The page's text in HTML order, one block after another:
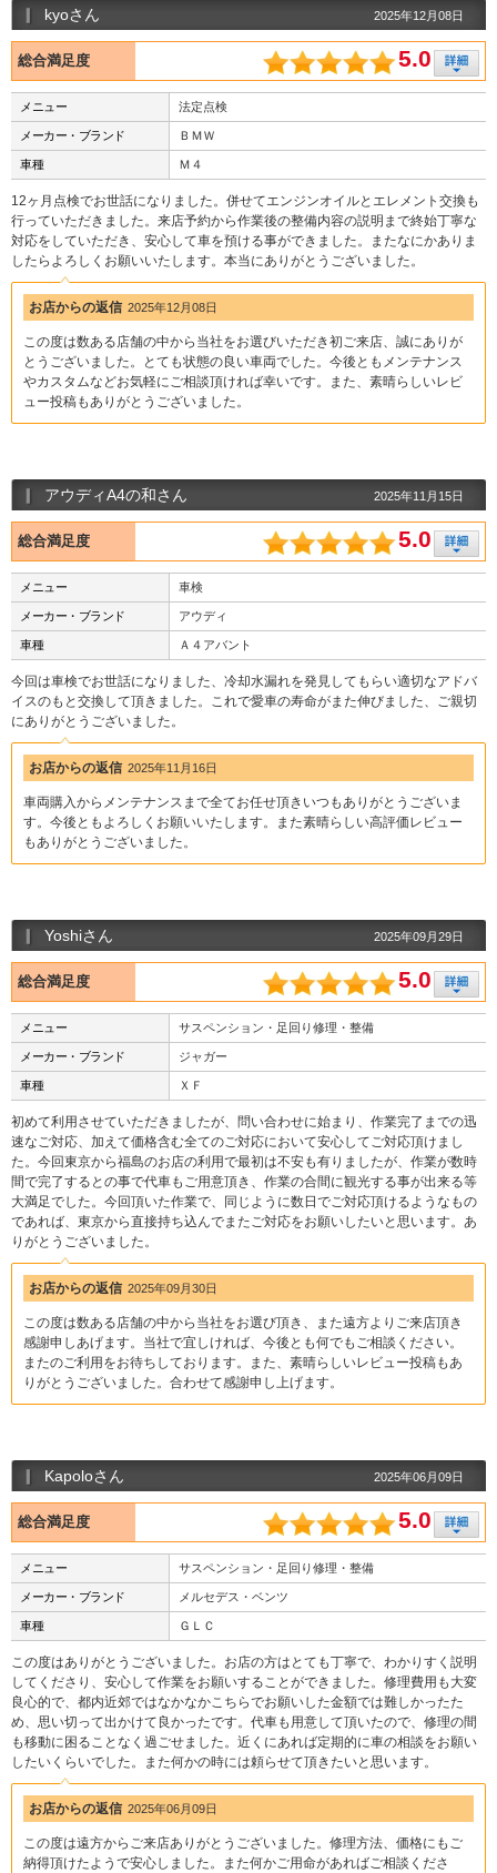
kyoさん 2025年12月08日
総合満足度 5.0
メニュー 法定点検
メーカー・ブランド ＢＭＷ
車種 Ｍ４
12ヶ月点検でお世話になりました。併せてエンジンオイルとエレメント交換も
行っていただきました。来店予約から作業後の整備内容の説明まで終始丁寧な
対応をしていただき、安心して車を預ける事ができました。またなにかありま
したらよろしくお願いいたします。本当にありがとうございました。
お店からの返信 2025年12月08日
この度は数ある店舗の中から当社をお選びいただき初ご来店、誠にありが
とうございました。とても状態の良い車両でした。今後ともメンテナンス
やカスタムなどお気軽にご相談頂ければ幸いです。また、素晴らしいレビ
ュー投稿もありがとうございました。
アウディA4の和さん 2025年11月15日
総合満足度 5.0
メニュー 車検
メーカー・ブランド アウディ
車種 Ａ４アバント
今回は車検でお世話になりました、冷却水漏れを発見してもらい適切なアドバ
イスのもと交換して頂きました。これで愛車の寿命がまた伸びました、ご親切
にありがとうございました。
お店からの返信 2025年11月16日
車両購入からメンテナンスまで全てお任せ頂きいつもありがとうございま
す。今後ともよろしくお願いいたします。また素晴らしい高評価レビュー
もありがとうございました。
Yoshiさん 2025年09月29日
総合満足度 5.0
メニュー サスペンション・足回り修理・整備
メーカー・ブランド ジャガー
車種 ＸＦ
初めて利用させていただきましたが、問い合わせに始まり、作業完了までの迅
速なご対応、加えて価格含む全てのご対応において安心してご対応頂けまし
た。今回東京から福島のお店の利用で最初は不安も有りましたが、作業が数時
間で完了するとの事で代車もご用意頂き、作業の合間に観光する事が出来る等
大満足でした。今回頂いた作業で、同じように数日でご対応頂けるようなもの
であれば、東京から直接持ち込んでまたご対応をお願いしたいと思います。あ
りがとうございました。
お店からの返信 2025年09月30日
この度は数ある店舗の中から当社をお選び頂き、また遠方よりご来店頂き
感謝申しあげます。当社で宜しければ、今後とも何でもご相談ください。
またのご利用をお待ちしております。また、素晴らしいレビュー投稿もあ
りがとうございました。合わせて感謝申し上げます。
Kapoloさん 2025年06月09日
総合満足度 5.0
メニュー サスペンション・足回り修理・整備
メーカー・ブランド メルセデス・ベンツ
車種 ＧＬＣ
この度はありがとうございました。お店の方はとても丁寧で、わかりすく説明
してくださり、安心して作業をお願いすることができました。修理費用も大変
良心的で、都内近郊ではなかなかこちらでお願いした金額では難しかったた
め、思い切って出かけて良かったです。代車も用意して頂いたので、修理の間
も移動に困ることなく過ごせました。近くにあれば定期的に車の相談をお願い
したいくらいでした。また何かの時には頼らせて頂きたいと思います。
お店からの返信 2025年06月09日
この度は遠方からご来店ありがとうございました。修理方法、価格にもご
納得頂けたようで安心しました。また何かご用命があればご相談くださ